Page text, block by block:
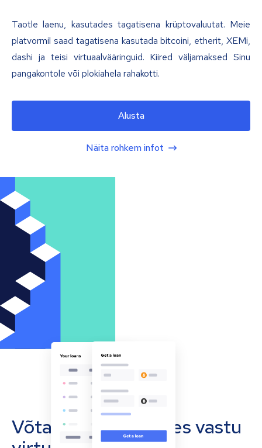
Taotle laenu, kasutades tagatisena krüptovaluutat. Meie
platvormil saad tagatisena kasutada bitcoini, etherit, XEMi,
dashi ja teisi virtuaalvääringuid. Kiired väljamaksed Sinu
pangakontole või plokiahela rahakotti.
Alusta
Näita rohkem infot
Võta oma ettevõttes vastu